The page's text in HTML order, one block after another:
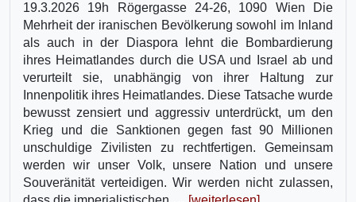
19.3.2026 19h Rögergasse 24-26, 1090 Wien Die
Mehrheit der iranischen Bevölkerung sowohl im Inland
als auch in der Diaspora lehnt die Bombardierung
ihres Heimatlandes durch die USA und Israel ab und
verurteilt sie, unabhängig von ihrer Haltung zur
Innenpolitik ihres Heimatlandes. Diese Tatsache wurde
bewusst zensiert und aggressiv unterdrückt, um den
Krieg und die Sanktionen gegen fast 90 Millionen
unschuldige Zivilisten zu rechtfertigen. Gemeinsam
werden wir unser Volk, unsere Nation und unsere
Souveränität verteidigen. Wir werden nicht zulassen,